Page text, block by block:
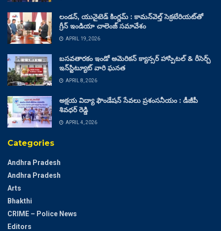
లండన్, యునైటెడ్ కింగ్డమ్ : కామన్‌వెల్త్ సెక్రటేరియట్‌తో
గ్రీన్ ఇండియా చాలెంజ్ సమావేశం
APRIL 19, 2026
బసవతారకం ఇండో అమెరికన్ క్యాన్సర్ హాస్పిటల్ & రీసెర్చ్
ఇన్‌స్టిట్యూట్ వారి ఘనత
APRIL 8, 2026
అక్షయ విద్యా ఫౌండేషన్ సేవలు ప్రశంసనీయం : డీజీపీ
శివధర్ రెడ్డి
APRIL 4, 2026
Categories
Andhra Pradesh
Andhra Pradesh
Arts
Bhakthi
CRIME – Police News
Editors